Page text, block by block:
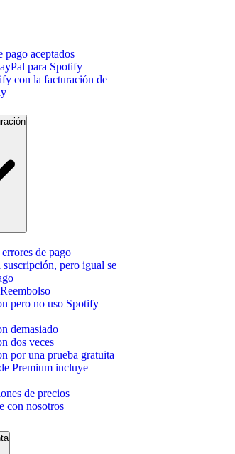
pago aceptados
para Spotify
con la facturación de
de pago
suscripción, pero igual se
pero no uso Spotify
demasiado
dos veces
por una prueba gratuita
Premium incluye
de precios
con nosotros